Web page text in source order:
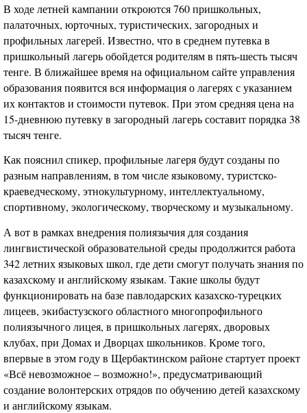
В ходе летней кампании откроются 760 пришкольных,
палаточных, юрточных, туристических, загородных и
профильных лагерей. Известно, что в среднем путевка в
пришкольный лагерь обойдется родителям в пять-шесть тысяч
тенге. В ближайшее время на официальном сайте управления
образования появится вся информация о лагерях с указанием
их контактов и стоимости путевок. При этом средняя цена на
15-дневнюю путевку в загородный лагерь составит порядка 38
тысяч тенге.
Как пояснил спикер, профильные лагеря будут созданы по
разным направлениям, в том числе языковому, туристско-
краеведческому, этнокультурному, интеллектуальному,
спортивному, экологическому, творческому и музыкальному.
А вот в рамках внедрения полиязычия для создания
лингвистической образовательной среды продолжится работа
342 летних языковых школ, где дети смогут получать знания по
казахскому и английскому языкам. Такие школы будут
функционировать на базе павлодарских казахско-турецких
лицеев, экибастузского областного многопрофильного
полиязычного лицея, в пришкольных лагерях, дворовых
клубах, при Домах и Дворцах школьников. Кроме того,
впервые в этом году в Щербактинском районе стартует проект
«Всё невозможное – возможно!», предусматривающий
создание волонтерских отрядов по обучению детей казахскому
и английскому языкам.